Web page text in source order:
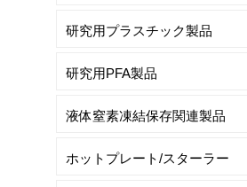
研究用プラスチック製品
研究用PFA製品
液体窒素凍結保存関連製品
ホットプレート/スターラー